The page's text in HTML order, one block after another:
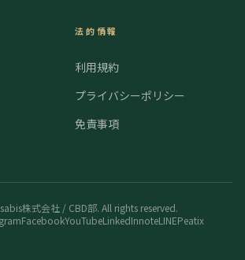
法的情報
利用規約
プライバシーポリシー
免責事項
株式会社 / CBD部. All rights reserved.
FacebookYouTubeLinkedInnoteLINEPeatix